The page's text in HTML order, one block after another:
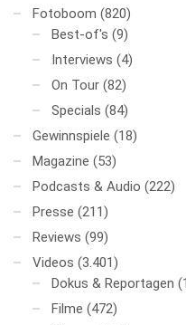
Fotoboom (820)
Best-of's (9)
Interviews (4)
On Tour (82)
Specials (84)
Gewinnspiele (18)
Magazine (53)
Podcasts & Audio (222)
Presse (211)
Reviews (99)
Videos (3.401)
Dokus & Reportagen
Filme (472)